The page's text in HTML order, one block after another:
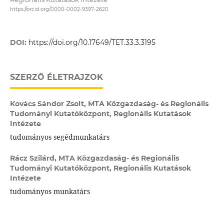
https://orcid.org/0000-0002-9397-2620
DOI: https://doi.org/10.17649/TET.33.3.3195
SZERZŐ ÉLETRAJZOK
Kovács Sándor Zsolt, MTA Közgazdaság- és Regionális
Tudományi Kutatóközpont, Regionális Kutatások
Intézete
tudományos segédmunkatárs
Rácz Szilárd, MTA Közgazdaság- és Regionális
Tudományi Kutatóközpont, Regionális Kutatások
Intézete
tudományos munkatárs